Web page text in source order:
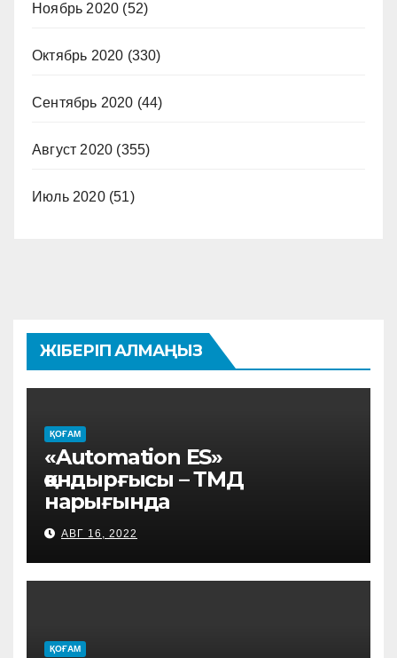
Ноябрь 2020 (52)
Октябрь 2020 (330)
Сентябрь 2020 (44)
Август 2020 (355)
Июль 2020(51)
ЖІБЕРІП АЛМАҢЫЗ
ҚОҒАМ
«Automation ES»
қондырғысы – ТМД
нарығында
АВГ 16, 2022
ҚОҒАМ